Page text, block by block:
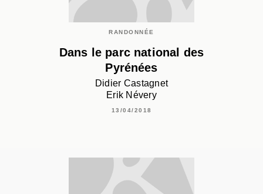
RANDONNÉE
Dans le parc national des
Pyrénées
Didier Castagnet
Erik Névery
13/04/2018